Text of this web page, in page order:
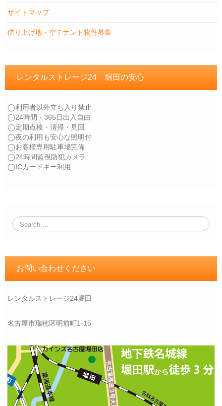
サイトマップ
借り上げ地・空テナント物件募集
レンタルストレージ24 堀田の安心
◯利用者以外立ち入り禁止
◯24時間・365日出入自由
◯定期点検・清掃・見回
◯夜の利用も安心な照明付
◯お客様専用駐車場完備
◯24時間監視防犯カメラ
◯ICカードキー利用
お問い合わせください
レンタルストレージ24堀田
名古屋市瑞穂区明前町1-15